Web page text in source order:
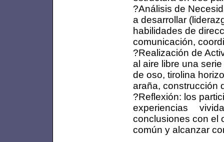
?Análisis de
a desarrollar
habilidades de
comunicación,
?Realización de
al aire libre una
de oso, tirolina
araña, construcción
?Reflexión: los
experiencias
conclusiones con el
común y alcanzar